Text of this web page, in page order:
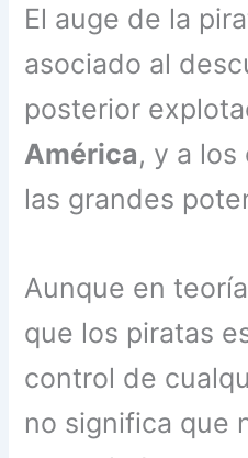
El auge de la
asociado al
posterior
América, y a
las grandes
Aunque en
que los piratas
control de
no significa que